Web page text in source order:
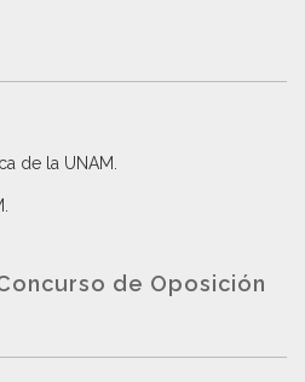
de la UNAM
de Oposición